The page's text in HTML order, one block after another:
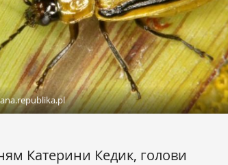
Катерини Кедик, голови